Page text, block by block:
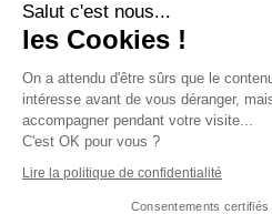
Salut c'est nous...
les Cookies !
On a attendu d'être sûrs que le
intéresse avant de vous déranger,
accompagner pendant votre visite...
C'est OK pour vous ?
Lire la politique de confidentialité
Consentements certifiés